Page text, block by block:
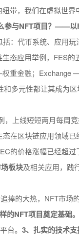
带，我们在虚拟世界
参与NFT项目？——以
：代币系统、应用
态应用举例，FES的
重金融；Exchange
多元性都让其成为区
上线短短两月每周
在区块链应用领域
的价格涨幅已经超过
板块及相关应用，践
捧的大热，NFT市场
的NFT项目奠定基础。
台。 3、扎实的技术